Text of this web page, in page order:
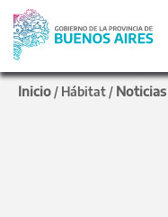
Inicio / Hábitat / Noticias